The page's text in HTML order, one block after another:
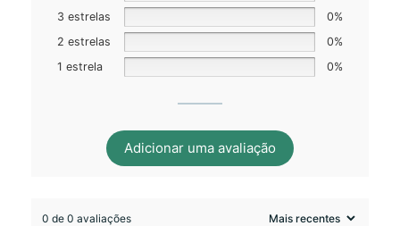
3 estrelas
0%
2 estrelas
0%
1 estrela
0%
Adicionar uma avaliação
0 de 0 avaliações